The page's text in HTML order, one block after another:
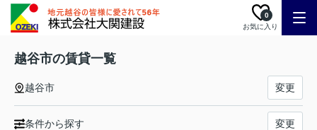
お気に入り
0
越谷市の賃貸一覧
越谷市 変更
条件から探す 変更